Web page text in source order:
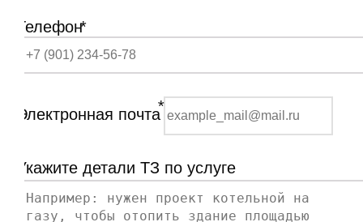
Телефон*
Электронная почта*
Укажите детали ТЗ по услуге